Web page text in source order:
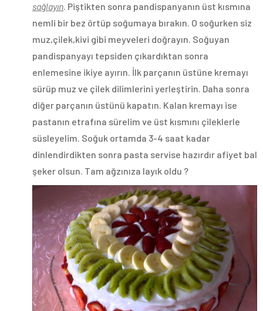
sağlayın. Piştikten sonra pandispanyanın üst kısmına
nemli bir bez örtüp soğumaya bırakın. O soğurken siz
muz,çilek,kivi gibi meyveleri doğrayın. Soğuyan
pandispanyayı tepsiden çıkardıktan sonra
enlemesine ikiye ayırın. İlk parçanın üstüne kremayı
sürüp muz ve çilek dilimlerini yerleştirin. Daha sonra
diğer parçanın üstünü kapatın. Kalan kremayı ise
pastanın etrafına sürelim ve üst kısmını çileklerle
süsleyelim. Soğuk ortamda 3-4 saat kadar
dinlendirdikten sonra pasta servise hazırdır afiyet bal
şeker olsun. Tam ağzınıza layık oldu ?